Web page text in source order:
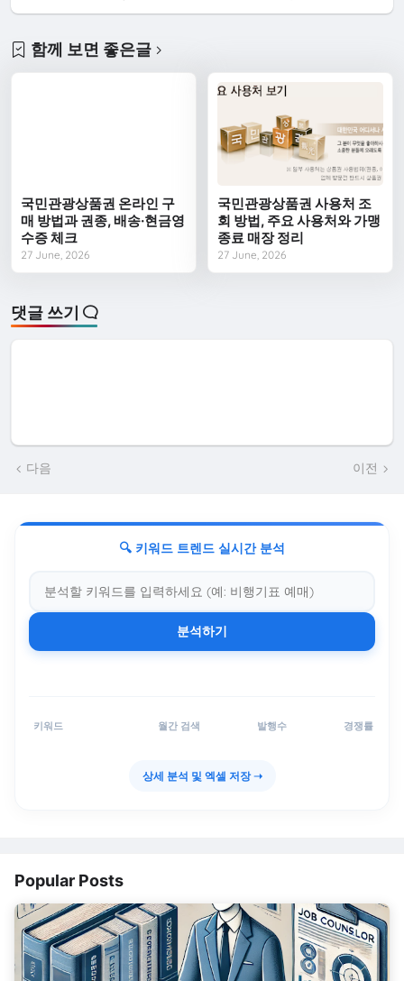
함께 보면 좋은글
국민관광상품권 온라인 구
매 방법과 권종, 배송·현금영
수증 체크
27 June, 2026
국민관광상품권 사용처 조
회 방법, 주요 사용처와 가맹
종료 매장 정리
27 June, 2026
댓글 쓰기
다음 이전
🔍 키워드 트렌드 실시간 분석
분석하기
키워드 월간 검색 발행수 경쟁률
상세 분석 및 엑셀 저장 ➝
Popular Posts